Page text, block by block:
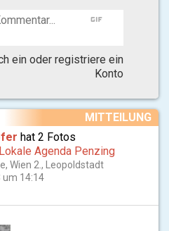
gif
ein oder registriere ein
Konto
MITTEILUNG
hat 2 Fotos
Lokale Agenda Penzing
Wien 2., Leopoldstadt
um 14:14